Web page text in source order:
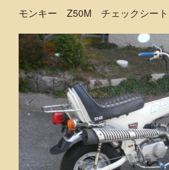
モンキー Z50M チェックシート